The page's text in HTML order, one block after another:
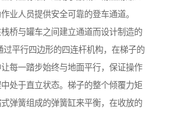
业人员提供安全可靠的登车通道。
桥与罐车之间建立通道而设计制造的
过平行四边形的四连杆机构，在梯子的
每一踏步始终与地面平行，保证操作
处于直立状态。梯子的整个倾覆力矩
弹簧组成的弹簧缸来平衡，在收放的